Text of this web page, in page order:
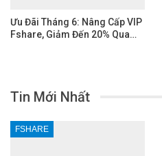
Ưu Đãi Tháng 6: Nâng Cấp VIP
Fshare, Giảm Đến 20% Qua…
Tin Mới Nhất
FSHARE